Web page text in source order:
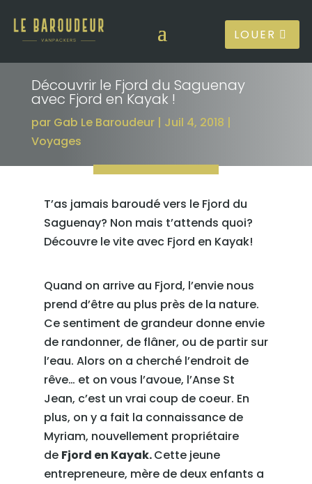
LOUER
Découvrir le Fjord du Saguenay
avec Fjord en Kayak !
par Gab Le Baroudeur
Juil 4, 2018
Voyages
T’as jamais baroudé vers le Fjord du
Saguenay? Non mais t’attends quoi?
Découvre le vite avec Fjord en Kayak!
Quand on arrive au Fjord, l’envie nous
prend d’être au plus près de la nature.
Ce sentiment de grandeur donne envie
de randonner, de flâner, ou de partir sur
l’eau. Alors on a cherché l’endroit de
rêve… et on vous l’avoue, l’Anse St
Jean, c’est un vrai coup de coeur. En
plus, on y a fait la connaissance de
Myriam, nouvellement propriétaire
de Fjord en Kayak.Cette jeune
entrepreneure, mère de deux enfants a